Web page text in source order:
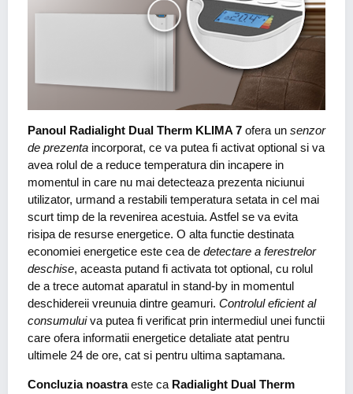
Panoul Radialight Dual Therm KLIMA 7 ofera un senzor
de prezenta incorporat, ce va putea fi activat optional si va
avea rolul de a reduce temperatura din incapere in
momentul in care nu mai detecteaza prezenta niciunui
utilizator, urmand a restabili temperatura setata in cel mai
scurt timp de la revenirea acestuia. Astfel se va evita
risipa de resurse energetice. O alta functie destinata
economiei energetice este cea de detectare a ferestrelor
deschise, aceasta putand fi activata tot optional, cu rolul
de a trece automat aparatul in stand-by in momentul
deschidereii vreunuia dintre geamuri. Controlul eficient al
consumuluiva putea fi verificat prin intermediul unei functii
care ofera informatii energetice detaliate atat pentru
ultimele 24 de ore, cat si pentru ultima saptamana.
Concluzia noastraeste ca Radialight Dual Therm